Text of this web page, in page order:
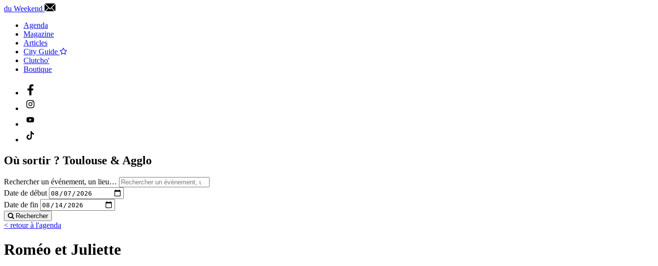
du Weekend
Agenda
Magazine
Articles
City Guide
Clutcho'
Boutique
Où sortir ? Toulouse & Agglo
Rechercher un événement, un lieu…
Date de début
Date de fin
Rechercher
< retour à l'agenda
Roméo et Juliette